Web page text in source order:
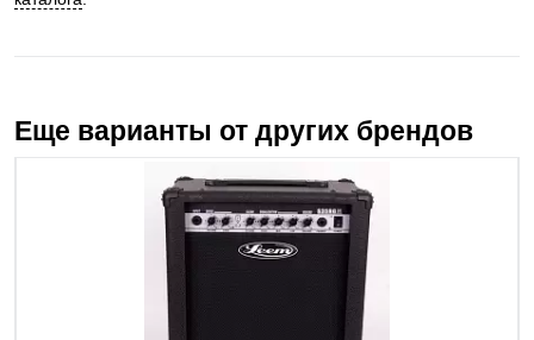
Еще варианты от других брендов